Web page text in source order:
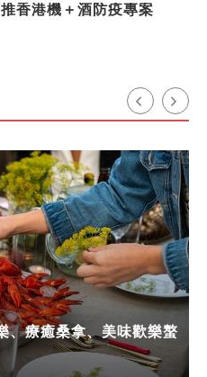
香港機＋酒防疫專案
、療癒桑拿、美味歡樂螯